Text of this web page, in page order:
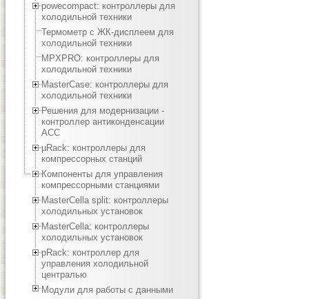
powecompact: контроллеры для
холодильной техники
Термометр с ЖК-дисплеем для
холодильной техники
MPXPRO: контроллеры для
холодильной техники
MasterCase: контроллеры для
холодильной техники
Решения для модернизации -
контроллер антиконденсации
ACC
µRack: контроллеры для
компрессорных станций
Компоненты для управления
компрессорными станциями
MasterCella split: контроллеры
холодильных установок
MasterCella: контроллеры
холодильных установок
pRack: контроллер для
управления холодильной
централью
Модули для работы с данными